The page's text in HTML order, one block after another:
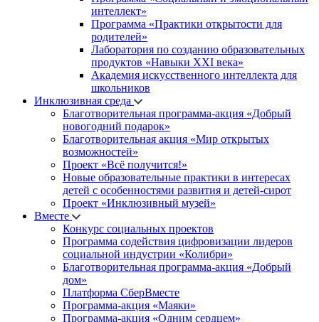
интеллект»
Программа «Практики открытости для
родителей»
Лаборатория по созданию образовательных
продуктов «Навыки XXI века»
Академия искусственного интеллекта для
школьников
Инклюзивная среда
Благотворительная программа-акция «Добрый
новогодний подарок»
Благотворительная акция «Мир открытых
возможностей»
Проект «Всё получится!»
Новые образовательные практики в интересах
детей с особенностями развития и детей-сирот
Проект «Инклюзивный музей»
Вместе
Конкурс социальных проектов
Программа содействия цифровизации лидеров
социальной индустрии «Колибри»
Благотворительная программа-акция «Добрый
дом»
Платформа СберВместе
Программа-акция «Маяки»
Программа-акция «Одним сердцем»